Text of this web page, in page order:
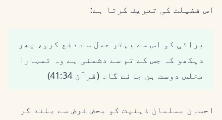
اس فضیلت کی تعریف کرتا ہے:
برائی کو اس سے بہتر عمل سے دفع کرو، پھر
دیکھو کہ جس کے تم سے دشمنی ہے وہ تمہارا
مخلص دوست بن جائے گا۔ (قرآن 41:34)
احسان مسلمان ذہنیت کو محض فرض سے بلند کر